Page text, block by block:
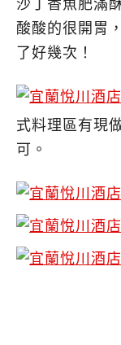
沙丁香魚肥滿
酸酸的很開胃
了好幾次！
式料理區有現
可。